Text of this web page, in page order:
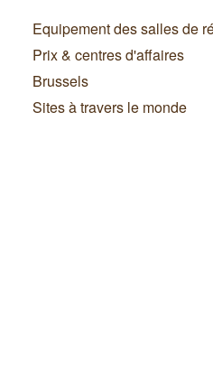
Equipement des salles de
Prix & centres d'affaires
Brussels
Sites à travers le monde